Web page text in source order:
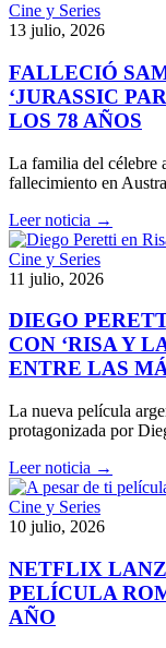
Cine y Series
13 julio, 2026
FALLECIÓ
‘JURASSIC
LOS 78 AÑOS
La familia del célebre
fallecimiento en
Leer noticia →
Cine y Series
11 julio, 2026
DIEGO
CON ‘RISA Y
ENTRE LAS
La nueva película
protagonizada por
Leer noticia →
Cine y Series
10 julio, 2026
NETFLIX
PELÍCULA
AÑO